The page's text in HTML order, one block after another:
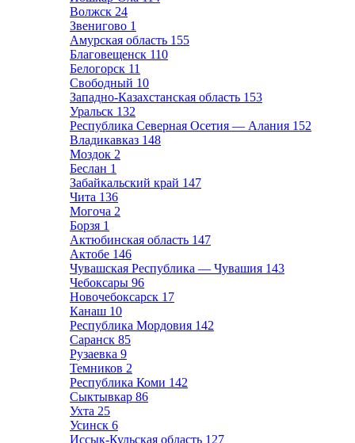
Волжск 24
Звенигово 1
Амурская область 155
Благовещенск 110
Белогорск 11
Свободный 10
Западно-Казахстанская область 153
Уральск 132
Республика Северная Осетия — Алания 152
Владикавказ 148
Моздок 2
Беслан 1
Забайкальский край 147
Чита 136
Могоча 2
Борзя 1
Актюбинская область 147
Актобе 146
Чувашская Республика — Чувашия 143
Чебоксары 96
Новочебоксарск 17
Канаш 10
Республика Мордовия 142
Саранск 85
Рузаевка 9
Темников 2
Республика Коми 142
Сыктывкар 86
Ухта 25
Усинск 6
Иссык-Кульская область 127